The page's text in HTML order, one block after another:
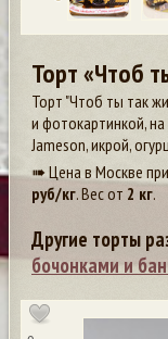
Торт «Чтоб
Торт "Чтоб ты так
и фотокартинкой,
Jameson, икрой,
➠ Цена в Москве
руб/кг. Вес от 2 кг.
Другие торты
бочонками и